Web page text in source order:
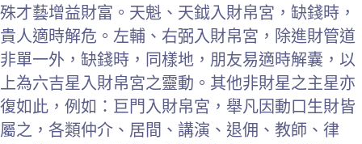
殊才藝增益財富。天魁、天鉞入財帛宮，缺錢時，
貴人適時解危。左輔、右弼入財帛宮，除進財管道
非單一外，缺錢時，同樣地，朋友易適時解囊，以
上為六吉星入財帛宮之靈動。其他非財星之主星亦
復如此，例如：巨門入財帛宮，舉凡因動口生財皆
屬之，各類仲介、居間、講演、退佣、教師、律